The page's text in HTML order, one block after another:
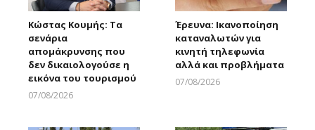
Κώστας Κουμής: Τα
σενάρια
απομάκρυνσης που
δεν δικαιολογούσε η
εικόνα του τουρισμού
07/08/2026
Έρευνα: Ικανοποίηση
καταναλωτών για
κινητή τηλεφωνία
αλλά και προβλήματα
07/08/2026